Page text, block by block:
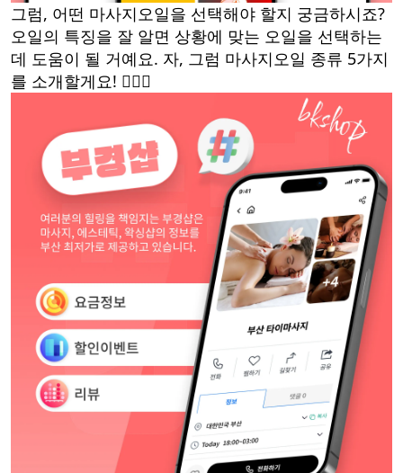
그럼, 어떤 마사지오일을 선택해야 할지 궁금하시죠?
오일의 특징을 잘 알면 상황에 맞는 오일을 선택하는
데 도움이 될 거예요. 자, 그럼 마사지오일 종류 5가지
를 소개할게요! 💆‍♀️✨